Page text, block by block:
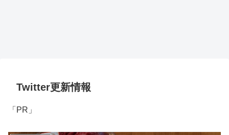
Twitter更新情報
「PR」